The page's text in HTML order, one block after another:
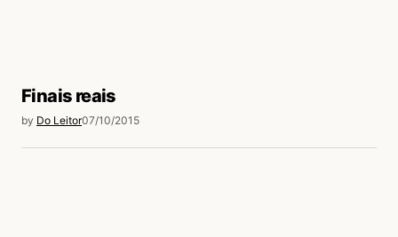
Finais reais
by Do Leitor07/10/2015